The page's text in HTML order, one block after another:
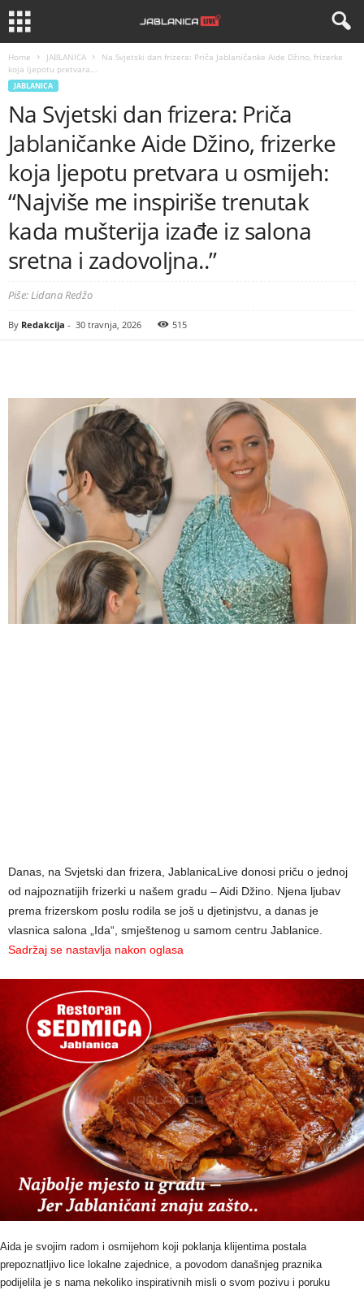
Home JABLANICA
Na Svjetski dan frizera: Priča Jablaničanke Aide Džino, frizerke
koja ljepotu pretvara...
JABLANICA
Na Svjetski dan frizera: Priča
Jablaničanke Aide Džino, frizerke
koja ljepotu pretvara u osmijeh:
“Najviše me inspiriše trenutak
kada mušterija izađe iz salona
sretna i zadovoljna..”
Piše: Lidana Redžo
By Redakcija - 30 travnja, 2026 515
Danas, na Svjetski dan frizera, JablanicaLive donosi priču o jednoj
od najpoznatijih frizerki u našem gradu – Aidi Džino. Njena ljubav
prema frizerskom poslu rodila se još u djetinjstvu, a danas je
vlasnica salona „Ida“, smještenog u samom centru Jablanice.
Sadržaj se nastavlja nakon oglasa
Aida je svojim radom i osmijehom koji poklanja klijentima postala
prepoznatljivo lice lokalne zajednice, a povodom današnjeg praznika
podijelila je s nama nekoliko inspirativnih misli o svom pozivu i poruku